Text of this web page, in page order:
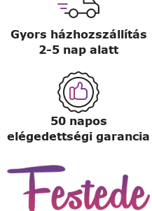
Gyors házhozszállítás
2-5 nap alatt
50 napos
elégedettségi garancia